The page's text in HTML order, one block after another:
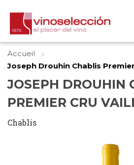
Accueil
Joseph Drouhin Chablis
JOSEPH DROUHIN
PREMIER CRU
Chablis